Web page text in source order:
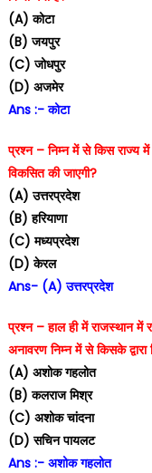
(A) कोटा
(B) जयपुर
(C) जोधपुर
(D) अजमेर
Ans :- कोटा
प्रश्न – निम्न में से किस राज्य
विकसित की जाएगी?
(A) उत्तरप्रदेश
(B) हरियाणा
(C) मध्यप्रदेश
(D) केरल
Ans- (A) उत्तरप्रदेश
प्रश्न – हाल ही में राजस्थान में
अनावरण निम्न में से किसके द्वारा
(A) अशोक गहलोत
(B) कलराज मिश्र
(C) अशोक चांदना
(D) सचिन पायलट
Ans :- अशोक गहलोत